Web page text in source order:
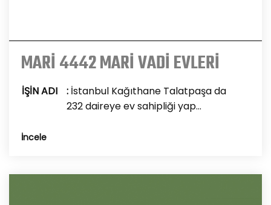
MARİ 4442 MARİ VADİ EVLERİ
İŞİN ADI : İstanbul Kağıthane Talatpaşa da
232 daireye ev sahipliği yap...
İncele